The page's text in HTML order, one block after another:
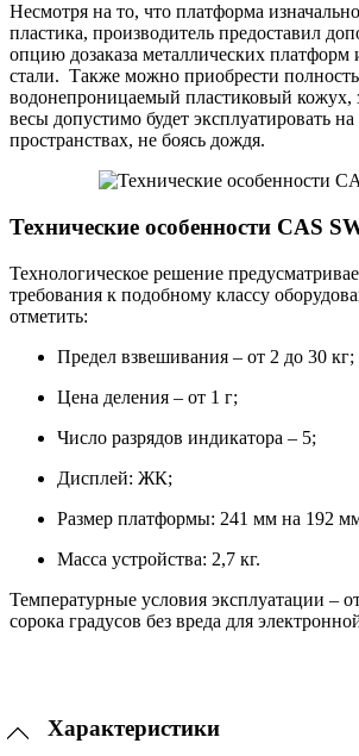
Несмотря на то, что платформа
пластика, производитель предоставил
опцию дозаказа металлических
стали. Также можно приобрести
водонепроницаемый пластиковый кожух,
весы допустимо будет эксплуатировать
пространствах, не боясь дождя.
Технические особенности CAS
Технологическое решение
требования к подобному классу
отметить:
Предел взвешивания – от 2 до 30 кг;
Цена деления – от 1 г;
Число разрядов индикатора – 5;
Дисплей: ЖК;
Размер платформы: 241 мм на 192
Масса устройства: 2,7 кг.
Температурные условия эксплуатации –
сорока градусов без вреда для
Характеристики